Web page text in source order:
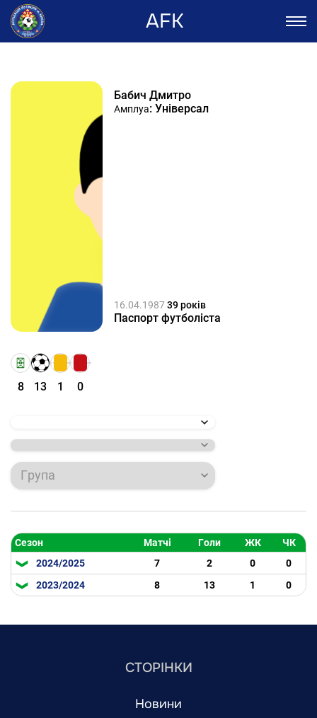
AFK
Бабич Дмитро
Амплуа: Універсал
16.04.198739 років
Паспорт футболіста
8 13 1 0
Група
Сезон Матчі Голи ЖК
ЧК
2024/2025
7 2 0
0
2023/2024
8 13 1 0
СТОРІНКИ
Новини